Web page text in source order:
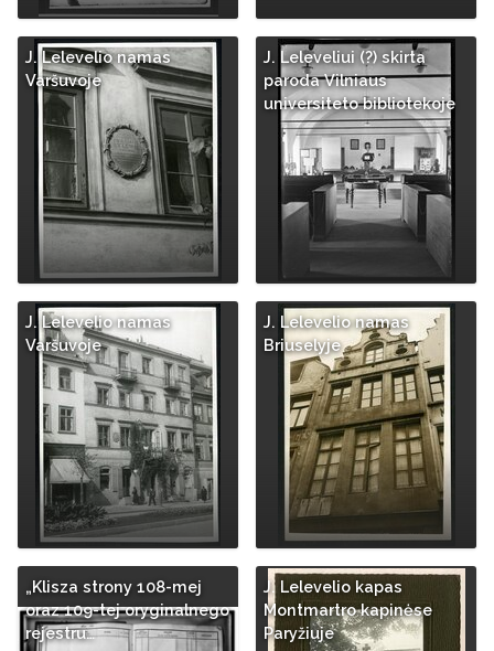
J. Lelevelio namas
Varšuvoje
J. Leleveliui (?) skirta
paroda Vilniaus
universiteto bibliotekoje
J. Lelevelio namas
Varšuvoje
J. Lelevelio namas
Briuselyje
„Klisza strony 108-mej
oraz 109-tej oryginalnego
rejestru…
J. Lelevelio kapas
Montmartro kapinėse
Paryžiuje